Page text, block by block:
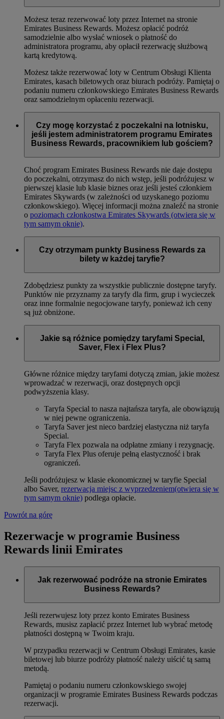
Możesz teraz rezerwować loty przez Internet na stronie
Emirates Business Rewards. Możesz opłacić podróż
samodzielnie albo wysłać wniosek o płatność do
administratora programu, aby opłacił rezerwację służbową
kartą kredytową.
Możesz także rezerwować loty w Centrum Obsługi Klienta
Emirates, kasach biletowych oraz biurach podróży. Pamiętaj o
podaniu numeru członkowskiego Emirates Business Rewards
oraz samodzielnym opłaceniu rezerwacji.
Czy mogę korzystać z poczekalni na lotnisku,
jeśli jestem administratorem programu Emirates
Business Rewards, pracownikiem lub gościem?
Choć program Emirates Business Rewards nie daje dostępu
do poczekalni, otrzymasz do nich wstęp, jeśli podróżujesz w
pierwszej klasie lub klasie biznes oraz jeśli jesteś członkiem
Emirates Skywards (w zależności od uzyskanego poziomu
członkowskiego). Więcej informacji można znaleźć na stronie
o poziomach członkostwa Emirates Skywards (otwiera się w
tym samym oknie).
Czy otrzymam punkty Business Rewards za
bilety w każdej taryfie?
Zdobędziesz punkty za wszystkie publicznie dostępne taryfy.
Punktów nie przyznamy za taryfy dla firm, grup i wycieczek
oraz inne formalnie negocjowane taryfy, ponieważ ich ceny
są już obniżone.
Jakie są różnice pomiędzy taryfami Special,
Saver, Flex i Flex Plus?
Główne różnice między taryfami dotyczą zmian, jakie możesz
wprowadzać w rezerwacji, oraz dostępnych opcji
podwyższenia klasy.
Taryfa Special to nasza najtańsza taryfa, ale obowiązują
w niej pewne ograniczenia.
Taryfa Saver jest nieco bardziej elastyczna niż taryfa
Special.
Taryfa Flex pozwala na odpłatne zmiany i rezygnację.
Taryfa Flex Plus oferuje pełną elastyczność i brak
ograniczeń.
Jeśli podróżujesz w klasie ekonomicznej w taryfie Special
albo Saver, rezerwacja miejsc z wyprzedzeniem(otwiera się w
tym samym oknie) podlega opłacie.
Powrót na górę
Rezerwacje w programie Business
Rewards linii Emirates
Jak rezerwować podróże na stronie Emirates
Business Rewards?
Jeśli rezerwujesz loty przez konto Emirates Business
Rewards, musisz zapłacić przez Internet lub wybrać metodę
płatności dostępną w Twoim kraju.
W przypadku rezerwacji w Centrum Obsługi Emirates, kasie
biletowej lub biurze podróży płatność należy uiścić tą samą
metodą.
Pamiętaj o podaniu numeru członkowskiego swojej
organizacji w programie Emirates Business Rewards podczas
rezerwacji.